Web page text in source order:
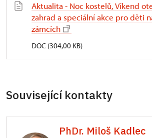
Aktualita - Noc kostelů, Víkend
zahrad a speciální akce pro děti
zámcích
DOC (304,00 KB)
Související kontakty
PhDr. Miloš Kadlec